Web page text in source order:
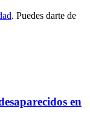
. Puedes darte de
en